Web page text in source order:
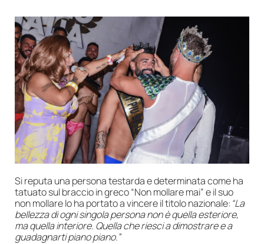
Si reputa una persona testarda e determinata come ha
tatuato sul braccio in greco “Non mollare mai” e il suo
non mollare lo ha portato a vincere il titolo nazionale: “La
bellezza di ogni singola persona non è quella esteriore,
ma quella interiore. Quella che riesci a dimostrare e a
guadagnarti piano piano.”